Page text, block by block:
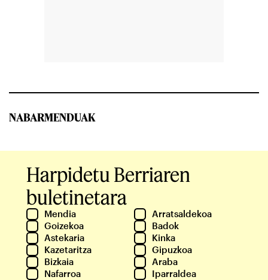
NABARMENDUAK
Harpidetu Berriaren
buletinetara
Mendia
Arratsaldekoa
Goizekoa
Badok
Astekaria
Kinka
Kazetaritza
Gipuzkoa
Bizkaia
Araba
Nafarroa
Iparraldea